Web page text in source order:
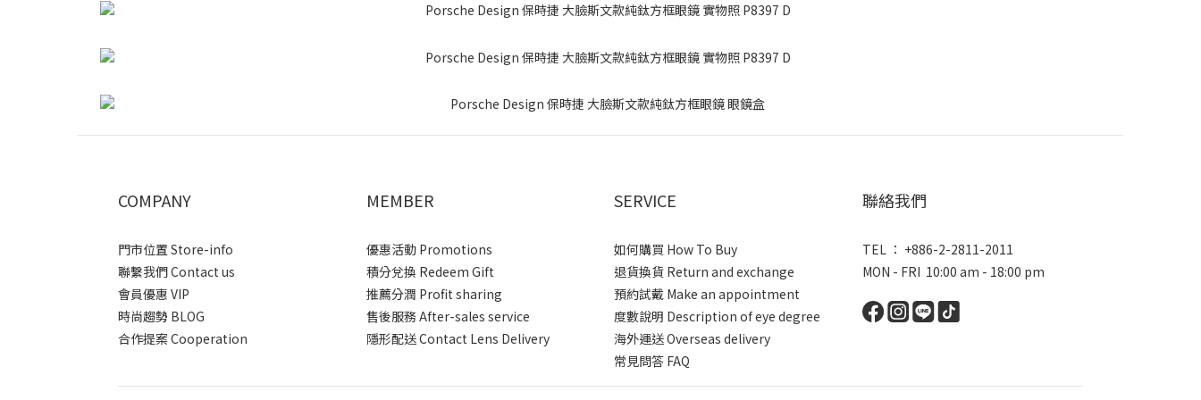
COMPANY
門市位置 Store-info
聯繫我們 Contact us
會員優惠 VIP
時尚趨勢 BLOG
合作提案 Cooperation
MEMBER
優惠活動 Promotions
積分兌換 Redeem Gift
推薦分潤 Profit sharing
售後服務 After-sales service
隱形配送 Contact Lens Delivery
SERVICE
如何購買 How To Buy
退貨換貨 Return and exchange
預約試戴 Make an appointment
度數說明 Description of eye degree
海外運送 Overseas delivery
常見問答 FAQ
聯絡我們
TEL ： +886-2-2811-2011
MON - FRI 10:00 am - 18:00 pm